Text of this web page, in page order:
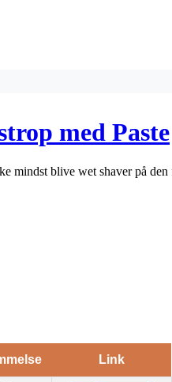
med Paste
mindst blive wet shaver på den
Link